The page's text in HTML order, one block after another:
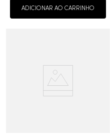
ADICIONAR AO CARRINHO